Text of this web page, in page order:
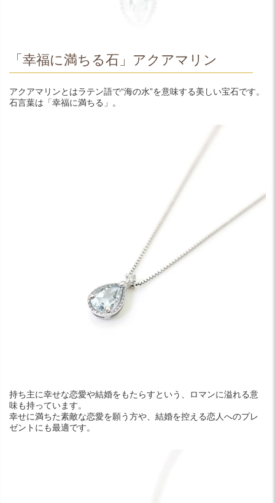
「幸福に満ちる石」アクアマリン
アクアマリンとはラテン語で“海の水”を意味する美しい宝石です。
石言葉は「幸福に満ちる」。
持ち主に幸せな恋愛や結婚をもたらすという、ロマンに溢れる意
味も持っています。
幸せに満ちた素敵な恋愛を願う方や、結婚を控える恋人へのプレ
ゼントにも最適です。